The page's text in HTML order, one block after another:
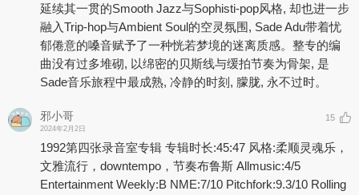
延续其一贯的Smooth Jazz与Sophisti-pop风格, 却也进一步
融入Trip-hop与Ambient Soul的空灵氛围, Sade Adu带着忧
郁倦意的嗓音赋予了一种恍若梦境的迷离质感。整专的编
曲没有过多堆砌, 以绵密的贝斯线与缓拍节奏为骨架, 是
Sade音乐旅程中最成熟, 冷静的时刻, 朦胧, 永不过时。
邪小哥
2024年2月2日
15
1992第四张录音室专辑 专辑时长:45:47 风格:柔顺灵魂乐，
文雅流行，downtempo，节奏布鲁斯 Allmusic:4/5
Entertainment Weekly:B NME:7/10 Pitchfork:9.3/10 Rolling